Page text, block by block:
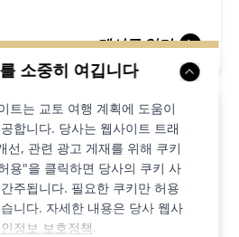
소중히 여깁니다
트는 교토 여행 계획에 도움이
합니다. 당사는 웹사이트 트래
선, 관련 광고 게재를 위해 쿠키
용"을 클릭하면 당사의 쿠키 사
주됩니다. 필요한 쿠키만 허용
니다. 자세한 내용은 당사 웹사
정보 보호정책.
게시글 읽기